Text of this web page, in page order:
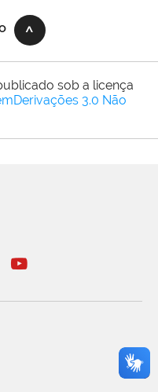
sob a licença
3.0 Não